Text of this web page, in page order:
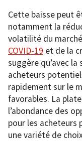
Cette baisse peut
notamment la
volatilité du
COVID-19 et de la
suggère qu’avec
acheteurs
rapidement sur le
favorables. La
l’abondance des
pour les acheteurs
une variété de